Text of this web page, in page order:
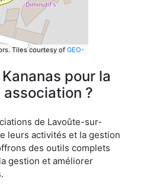
Tiles courtesy of GEO-
pour la
?
de Lavoûte-sur-
leurs activités et la gestion
des outils complets
gestion et améliorer